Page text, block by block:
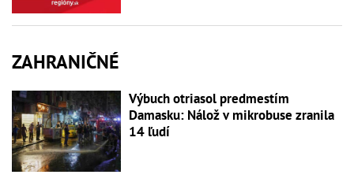
ZAHRANIČNÉ
Výbuch otriasol predmestím
Damasku: Nálož v mikrobuse zranila
14 ľudí